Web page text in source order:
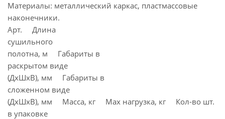
Материалы: металлический каркас, пластмассовые
наконечники.
Арт. Длина
сушильного
полотна, м Габариты в
раскрытом виде
(ДхШхВ), мм Габариты в
сложенном виде
(ДхШхВ), мм Масса, кг Max нагрузка, кг Кол-во шт.
в упаковке